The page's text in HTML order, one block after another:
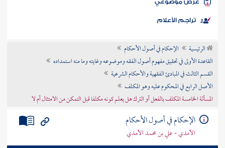
الكتب
موضوعي
تراجم الأعلام
الرئيسية
الإحكام في أصول الأحكام
القاعدة الأولى في تحقيق مفهوم أصول الفقه وموضوعه وغايته وما منه استمداده
القسم الثالث في المبادئ الفقهية والأحكام الشرعية
الأصل الرابع في المحكوم عليه وهو المكلف
المسألة الخامسة المكلف بالفعل أو الترك هل يعلم كونه مكلفا قبل التمكن من الامتثال أم لا
الإحكام في أصول الأحكام
الآمدي - علي بن محمد الآمدي